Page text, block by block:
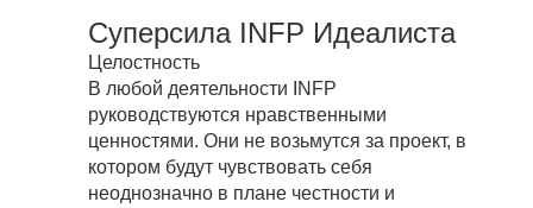
Суперсила INFP Идеалиста
Целостность
В любой деятельности INFP
руководствуются нравственными
ценностями. Они не возьмутся за проект, в
котором будут чувствовать себя
неоднозначно в плане честности и